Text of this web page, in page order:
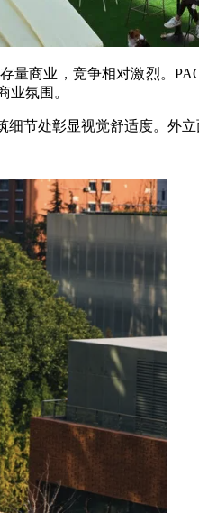
量商业，竞争相对激烈。
业氛围。
细节处彰显视觉舒适度。